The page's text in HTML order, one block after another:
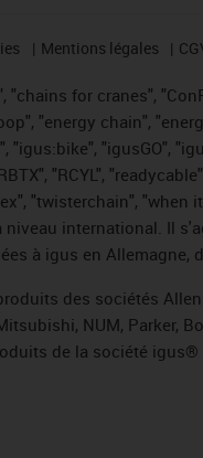
Mentions légales
for cranes",
"energy chain",
"igusGO",
"RCYL",
"twisterchain",
international. Il
à igus en
des sociétés
NUM,
de la société igus®